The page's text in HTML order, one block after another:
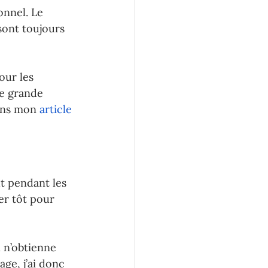
Le
toujours
les
grande
mon article
pendant les
tôt pour
j’ai donc